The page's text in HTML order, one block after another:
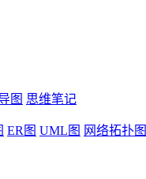
图 思维笔记
ER图 UML图 网络拓扑图